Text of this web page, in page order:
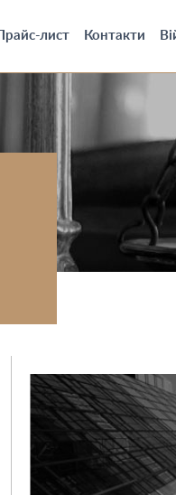
Прайс-лист Контакти